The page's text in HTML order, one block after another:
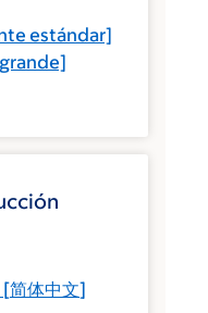
estándar]
[简体中文]